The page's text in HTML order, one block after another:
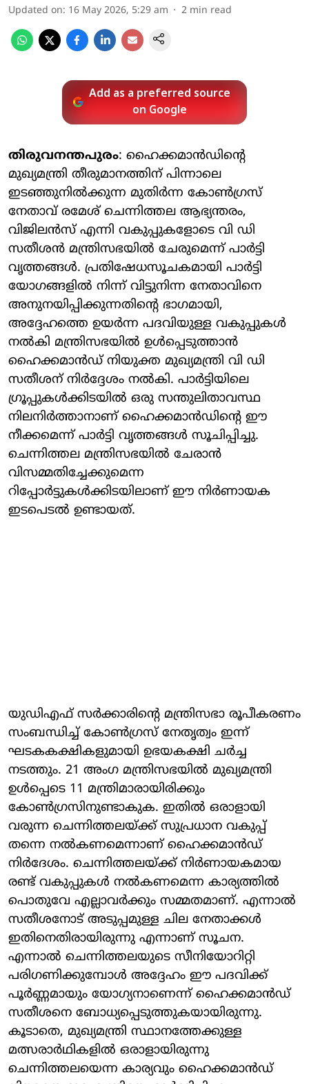
Updated on: 16 May 2026, 5:29 am 2 min read
Add as a preferred source
on Google
തിരുവനന്തപുരം: ഹൈക്കമാന്‍ഡിന്റെ
മുഖ്യമന്ത്രി തീരുമാനത്തിന് പിന്നാലെ
ഇടഞ്ഞുനില്‍ക്കുന്ന മുതിര്‍ന്ന കോണ്‍ഗ്രസ്
നേതാവ് രമേശ് ചെന്നിത്തല ആഭ്യന്തരം,
വിജിലന്‍സ് എന്നി വകുപ്പുകളോടെ വി ഡി
സതീശന്‍ മന്ത്രിസഭയില്‍ ചേരുമെന്ന് പാര്‍ട്ടി
വൃത്തങ്ങള്‍. പ്രതിഷേധസൂചകമായി പാര്‍ട്ടി
യോഗങ്ങളില്‍ നിന്ന് വിട്ടുനിന്ന നേതാവിനെ
അനുനയിപ്പിക്കുന്നതിന്റെ ഭാഗമായി,
അദ്ദേഹത്തെ ഉയര്‍ന്ന പദവിയുള്ള വകുപ്പുകള്‍
നല്‍കി മന്ത്രിസഭയില്‍ ഉള്‍പ്പെടുത്താന്‍
ഹൈക്കമാന്‍ഡ് നിയുക്ത മുഖ്യമന്ത്രി വി ഡി
സതീശന് നിര്‍ദ്ദേശം നല്‍കി. പാര്‍ട്ടിയിലെ
ഗ്രൂപ്പുകള്‍ക്കിടയില്‍ ഒരു സന്തുലിതാവസ്ഥ
നിലനിര്‍ത്താനാണ് ഹൈക്കമാന്‍ഡിന്റെ ഈ
നീക്കമെന്ന് പാര്‍ട്ടി വൃത്തങ്ങള്‍ സൂചിപ്പിച്ചു.
ചെന്നിത്തല മന്ത്രിസഭയില്‍ ചേരാന്‍
വിസമ്മതിച്ചേക്കുമെന്ന
റിപ്പോര്‍ട്ടുകള്‍ക്കിടയിലാണ് ഈ നിര്‍ണായക
ഇടപെടല്‍ ഉണ്ടായത്.
യുഡിഎഫ് സർക്കാരിന്റെ മന്ത്രിസഭാ രൂപീകരണം
സംബന്ധിച്ച് കോണ്‍ഗ്രസ് നേതൃത്വം ഇന്ന്
ഘടകകക്ഷികളുമായി ഉഭയകക്ഷി ചര്‍ച്ച
നടത്തും. 21 അംഗ മന്ത്രിസഭയില്‍ മുഖ്യമന്ത്രി
ഉള്‍പ്പെടെ 11 മന്ത്രിമാരായിരിക്കും
കോണ്‍ഗ്രസിനുണ്ടാകുക. ഇതില്‍ ഒരാളായി
വരുന്ന ചെന്നിത്തലയ്ക്ക് സുപ്രധാന വകുപ്പ്
തന്നെ നല്‍കണമെന്നാണ് ഹൈക്കമാന്‍ഡ്
നിര്‍ദേശം. ചെന്നിത്തലയ്ക്ക് നിര്‍ണായകമായ
രണ്ട് വകുപ്പുകള്‍ നല്‍കണമെന്ന കാര്യത്തില്‍
പൊതുവേ എല്ലാവര്‍ക്കും സമ്മതമാണ്. എന്നാല്‍
സതീശനോട് അടുപ്പമുള്ള ചില നേതാക്കള്‍
ഇതിനെതിരായിരുന്നു എന്നാണ് സൂചന.
എന്നാല്‍ ചെന്നിത്തലയുടെ സീനിയോറിറ്റി
പരിഗണിക്കുമ്പോള്‍ അദ്ദേഹം ഈ പദവിക്ക്
പൂര്‍ണ്ണമായും യോഗ്യനാണെന്ന് ഹൈക്കമാന്‍ഡ്
സതീശനെ ബോധ്യപ്പെടുത്തുകയായിരുന്നു.
കൂടാതെ, മുഖ്യമന്ത്രി സ്ഥാനത്തേക്കുള്ള
മത്സരാര്‍ഥികളില്‍ ഒരാളായിരുന്നു
ചെന്നിത്തലയെന്ന കാര്യവും ഹൈക്കമാന്‍ഡ്